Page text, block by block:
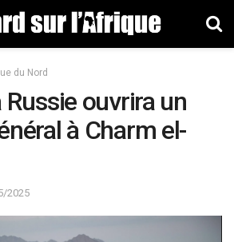
du Nord
Russie ouvrira un
à Charm el-
2025